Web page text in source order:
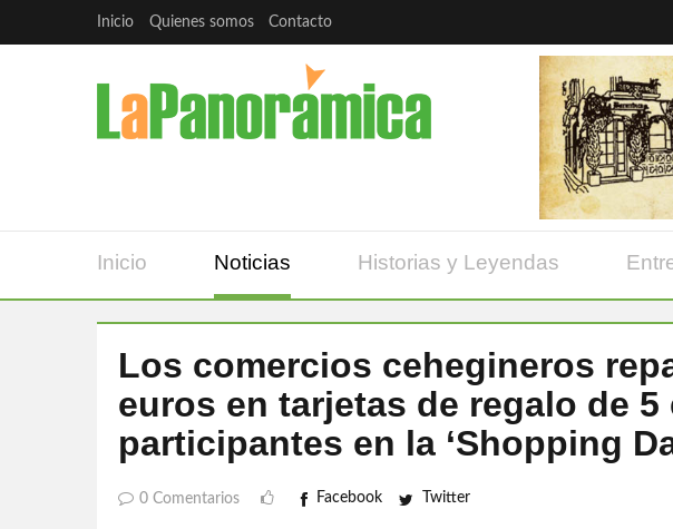
Inicio Quienes somos Contacto
Inicio Noticias Historias y Leyendas
Los comercios cehegineros
euros en tarjetas de regalo de 5
participantes en la ‘Shopping
0 Comentarios Facebook Twitter